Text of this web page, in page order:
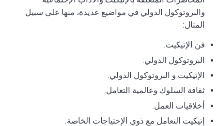
والبروتوكول الدولي في مواضيع عديدة، منها على سبيل
المثال:
فن الإتيكيت.
البروتوكول الدولي.
الإتيكيت و البروتوكول الدولي.
ثقافة السلوك وعالمية التعامل.
أخلاقيات العمل.
إتيكيت التعامل مع ذوي الإحتياجات الخاصة.